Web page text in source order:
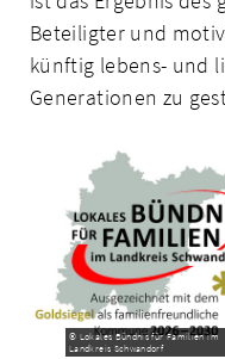
Beteiligter und
künftig lebens- und
Generationen zu
© Lokales Bündnis für Familien im
Landkreis Schwandorf